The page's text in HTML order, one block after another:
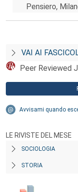
Pensiero,
VAI AI
Peer Reviewed
Avvisami quando
LE RIVISTE DEL MESE
SOCIOLOGIA
STORIA